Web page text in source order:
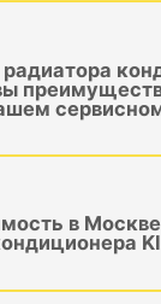
в